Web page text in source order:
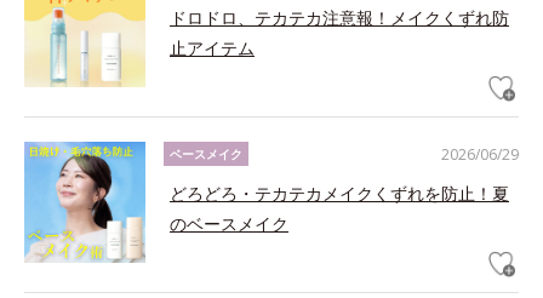
ドロドロ、テカテカ注意報！メイクくずれ防
止アイテム
2026/06/29
ベースメイク
どろどろ・テカテカメイクくずれを防止！夏
のベースメイク